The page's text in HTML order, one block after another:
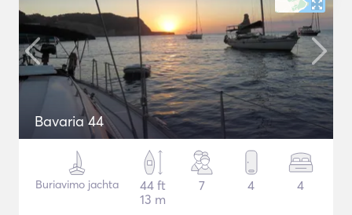
Bavaria 44
Buriavimo jachta
44 ft
13 m
7 4 4